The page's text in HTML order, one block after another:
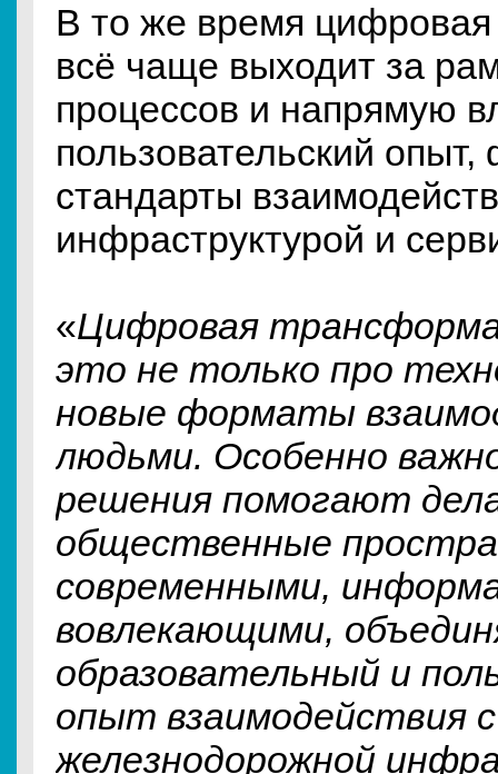
В то же время
всё чаще выходит за
процессов и напрямую
пользовательский
стандарты
инфраструктурой и
«Цифровая
это не только про
новые форматы
людьми. Особенно
решения помогают
общественные
современными,
вовлекающими,
образовательный и
опыт взаимодействия с
железнодорожной